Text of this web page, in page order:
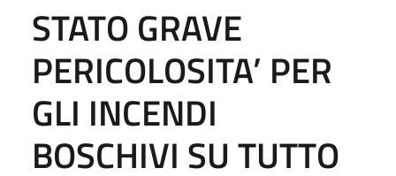
STATO GRAVE
PERICOLOSITA’ PER
GLI INCENDI
BOSCHIVI SU TUTTO